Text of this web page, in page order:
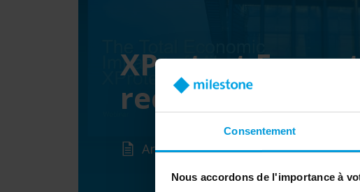
Consentement
Nous accordons de l'importance à
XProtect
recording and
Article